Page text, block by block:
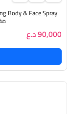
90,000 د.ع